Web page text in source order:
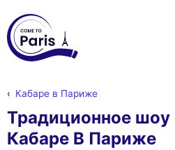
Кабаре в Париже
Традиционное шоу
Кабаре В Париже